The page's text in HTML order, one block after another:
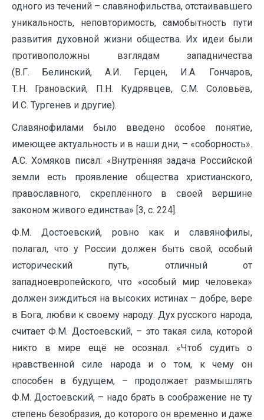
одного из течений – славянофильства, отстаивавшего
уникальность, неповторимость, самобытность пути
развития духовной жизни общества. Их идеи были
противоположны взглядам западничества
(В.Г. Белинский, А.И. Герцен, И.А. Гончаров,
Т.Н. Грановский, П.Н. Кудрявцев, С.М. Соловьёв,
И.С. Тургенев и другие).
Славянофилами было введено особое понятие,
имеющее актуальность и в наши дни, – «соборность».
А.С. Хомяков писал: «Внутренняя задача Российской
земли есть проявление общества христианского,
православного, скреплённого в своей вершине
законом живого единства» [3, с. 224].
Ф.М. Достоевский, ровно как и славянофилы,
полагал, что у России должен быть свой, особый
исторический путь, отличный от
западноевропейского, что «особый мир человека»
должен зиждиться на высоких истинах – добре, вере
в Бога, любви к своему народу. Дух русского народа,
считает Ф.М. Достоевский, – это такая сила, которой
никто в мире ещё не осознал. «Чтоб судить о
нравственной силе народа и о том, к чему он
способен в будущем, – продолжает размышлять
Ф.М. Достоевский, – надо брать в соображение не ту
степень безобразия, до которого он временно и даже